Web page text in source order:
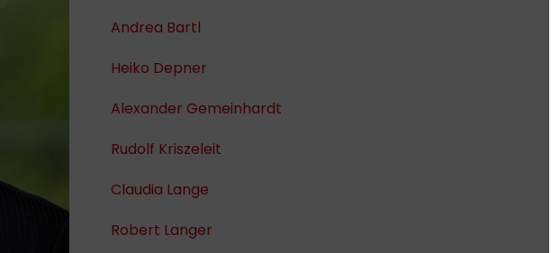
Andrea Bartl
Heiko Depner
Alexander Gemeinhardt
Rudolf Kriszeleit
Claudia Lange
Robert Langer